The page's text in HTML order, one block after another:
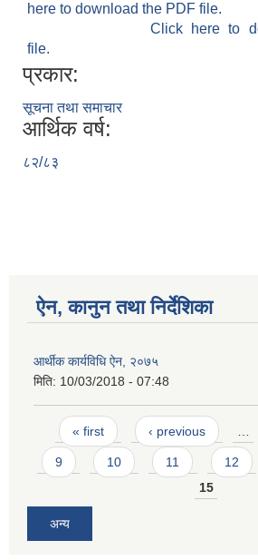
here to download the PDF file.
Click here to
file.
प्रकार:
सूचना तथा समाचार
आर्थिक वर्ष:
८२/८३
ऐन, कानुन तथा निर्देशिका
आर्थीक कार्यविधि ऐन, २०७५
मिति: 10/03/2018 - 07:48
Pages
« first ‹ previous
9 10 11 12
15
अन्य